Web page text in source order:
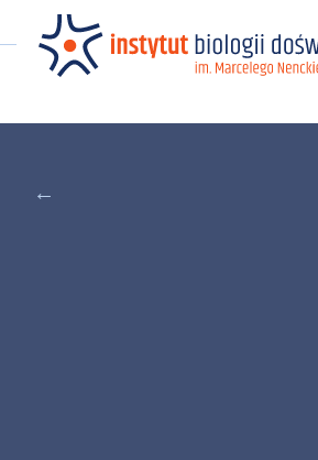
←